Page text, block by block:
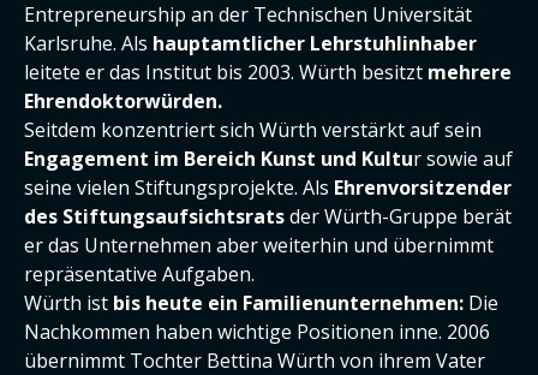
Entrepreneurship an der Technischen Universität
Karlsruhe. Als hauptamtlicher Lehrstuhlinhaber
leitete er das Institut bis 2003. Würth besitzt mehrere
Ehrendoktorwürden.
Seitdem konzentriert sich Würth verstärkt auf sein
Engagement im Bereich Kunst und Kultur sowie auf
seine vielen Stiftungsprojekte. Als Ehrenvorsitzender
des Stiftungsaufsichtsratsder Würth-Gruppe berät
er das Unternehmen aber weiterhin und übernimmt
repräsentative Aufgaben.
Würth ist bis heute ein Familienunternehmen: Die
Nachkommen haben wichtige Positionen inne. 2006
übernimmt Tochter Bettina Würth von ihrem Vater